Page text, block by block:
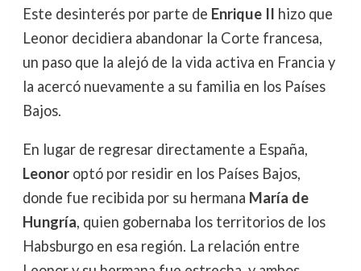
Este desinterés por parte de Enrique II hizo que
Leonor decidiera abandonar la Corte francesa,
un paso que la alejó de la vida activa en Francia y
la acercó nuevamente a su familia en los Países
Bajos.
En lugar de regresar directamente a España,
Leonoroptó por residir en los Países Bajos,
donde fue recibida por su hermana María de
Hungría, quien gobernaba los territorios de los
Habsburgo en esa región. La relación entre